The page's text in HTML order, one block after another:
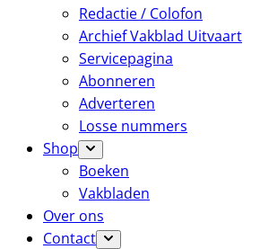
Redactie / Colofon
Archief Vakblad Uitvaart
Servicepagina
Abonneren
Adverteren
Losse nummers
Shop
Boeken
Vakbladen
Over ons
Contact